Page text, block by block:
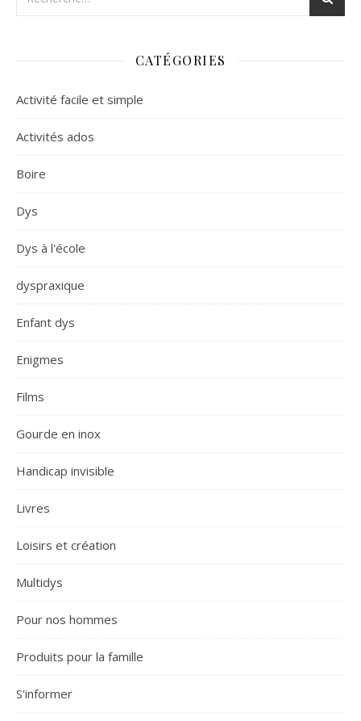
CATÉGORIES
Activité facile et simple
Activités ados
Boire
Dys
Dys à l'école
dyspraxique
Enfant dys
Enigmes
Films
Gourde en inox
Handicap invisible
Livres
Loisirs et création
Multidys
Pour nos hommes
Produits pour la famille
S'informer